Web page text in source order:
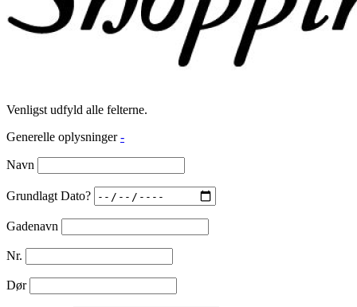
Venligst udfyld alle felterne.
Generelle oplysninger -
Navn
Grundlagt Dato?
Gadenavn
Nr.
Dør